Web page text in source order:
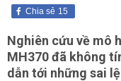
15
Chia sẻ
Nghiên cứu về mô
MH370 đã không
dẫn tới những sai